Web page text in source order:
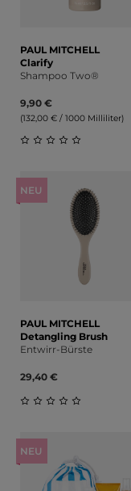
PAUL MITCHELL
Clarify
Shampoo Two®
9,90 €
(132,00 € / 1000 Milliliter)
NEU
PAUL MITCHELL
Detangling Brush
Entwirr-Bürste
29,40 €
NEU